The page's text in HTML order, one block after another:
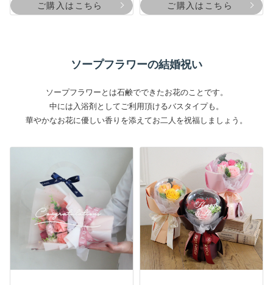
ご購入はこちら ご購入はこちら
ソープフラワーの結婚祝い
ソープフラワーとは石鹸でできたお花のことです。
中には入浴剤としてご利用頂けるバスタイプも。
華やかなお花に優しい香りを添えてお二人を祝福しましょう。